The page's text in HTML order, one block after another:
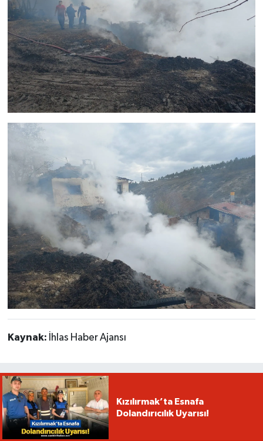
Kaynak: İhlas Haber Ajansı
Kızılırmak’ta Esnafa
Dolandırıcılık Uyarısı!